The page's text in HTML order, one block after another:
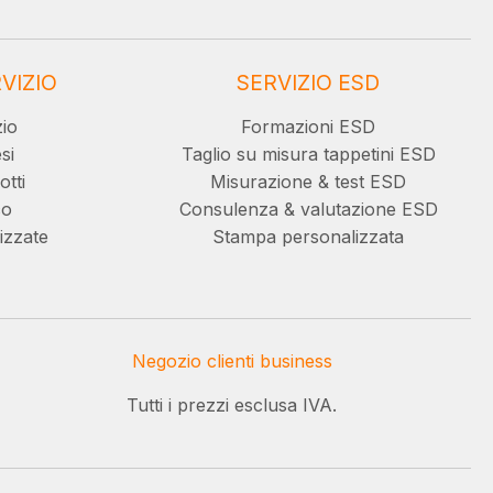
SERVIZIO ESD
Formazioni ESD
Taglio su misura tappetini ESD
Misurazione & test ESD
Consulenza & valutazione ESD
Stampa personalizzata
Negozio clienti business
Tutti i prezzi esclusa IVA.